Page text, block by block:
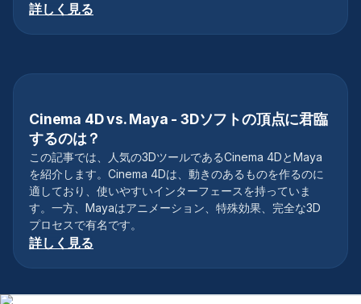
詳しく見る
3Dソフトウェア
Cinema 4D vs. Maya - 3Dソフトの頂点に君臨
するのは？
この記事では、人気の3DツールであるCinema 4DとMaya
を紹介します。Cinema 4Dは、動きのあるものを作るのに
適しており、使いやすいインターフェースを持っていま
す。一方、Mayaはアニメーション、特殊効果、完全な3D
プロセスで有名です。
詳しく見る